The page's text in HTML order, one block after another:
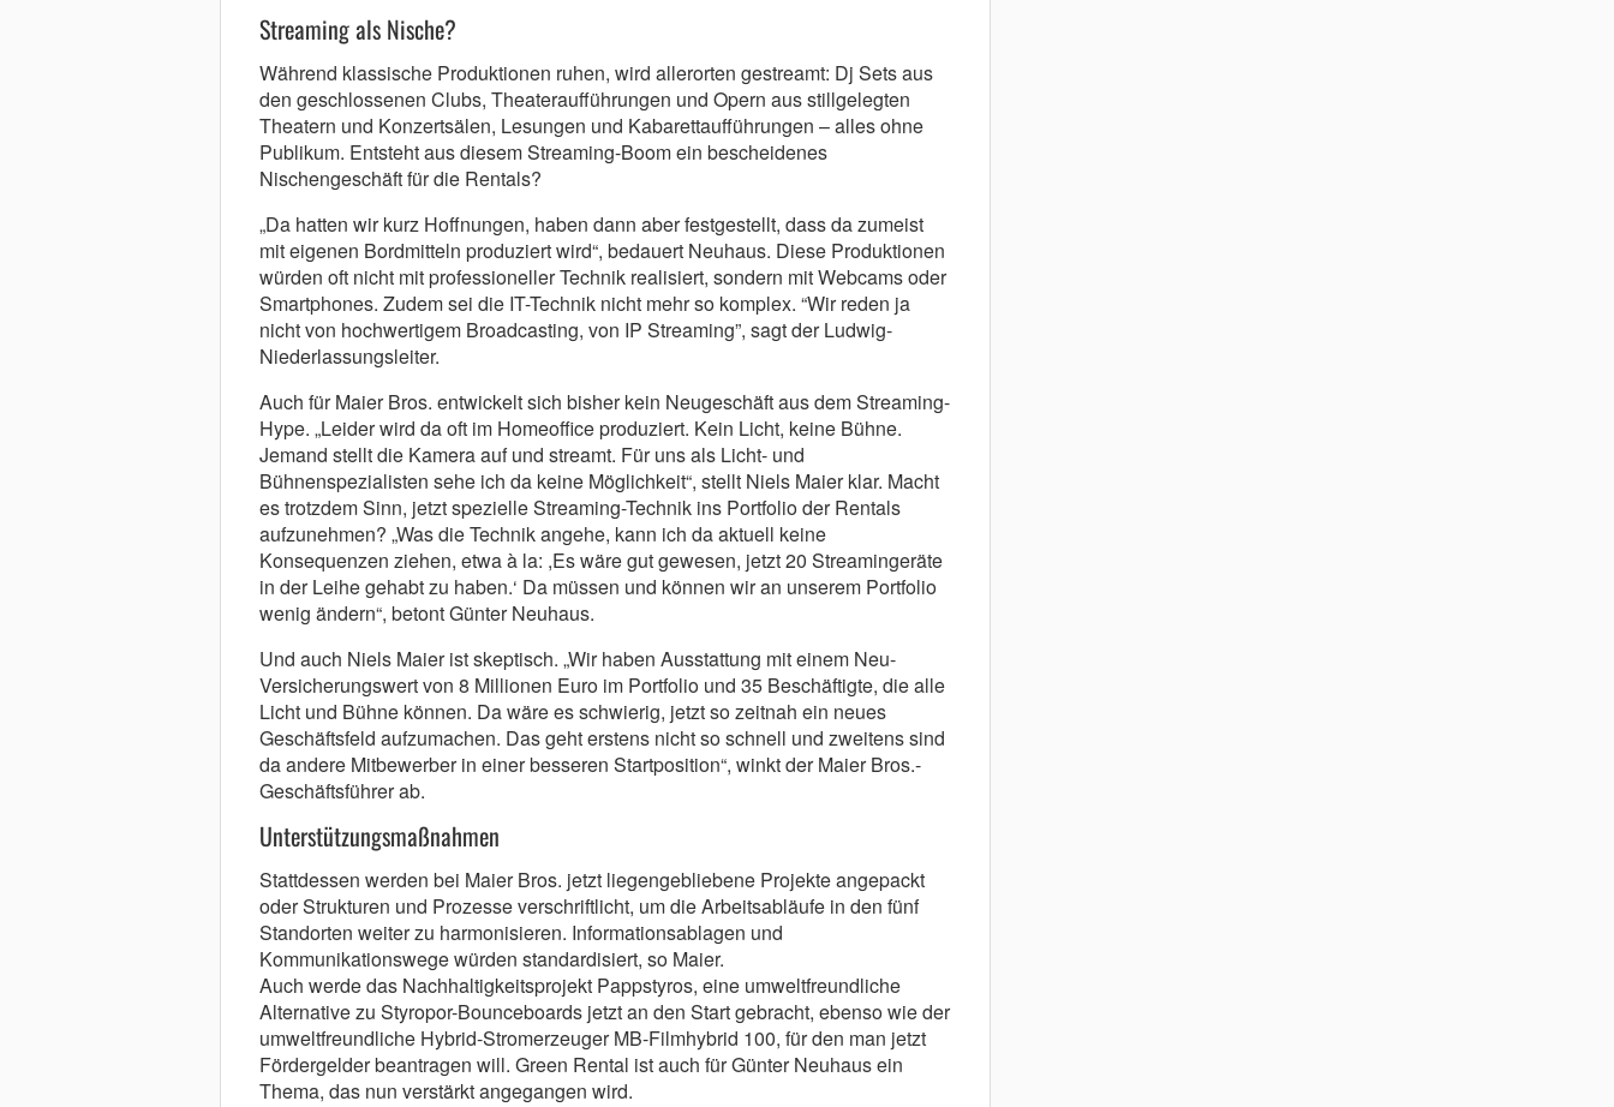
Streaming als Nische?
Während klassische Produktionen ruhen, wird allerorten gestreamt: Dj Sets aus
den geschlossenen Clubs, Theateraufführungen und Opern aus stillgelegten
Theatern und Konzertsälen, Lesungen und Kabarettaufführungen – alles ohne
Publikum. Entsteht aus diesem Streaming-Boom ein bescheidenes
Nischengeschäft für die Rentals?
„Da hatten wir kurz Hoffnungen, haben dann aber festgestellt, dass da zumeist
mit eigenen Bordmitteln produziert wird“, bedauert Neuhaus. Diese Produktionen
würden oft nicht mit professioneller Technik realisiert, sondern mit Webcams oder
Smartphones. Zudem sei die IT-Technik nicht mehr so komplex. “Wir reden ja
nicht von hochwertigem Broadcasting, von IP Streaming”, sagt der Ludwig-
Niederlassungsleiter.
Auch für Maier Bros. entwickelt sich bisher kein Neugeschäft aus dem Streaming-
Hype. „Leider wird da oft im Homeoffice produziert. Kein Licht, keine Bühne.
Jemand stellt die Kamera auf und streamt. Für uns als Licht- und
Bühnenspezialisten sehe ich da keine Möglichkeit“, stellt Niels Maier klar. Macht
es trotzdem Sinn, jetzt spezielle Streaming-Technik ins Portfolio der Rentals
aufzunehmen? „Was die Technik angehe, kann ich da aktuell keine
Konsequenzen ziehen, etwa à la: ,Es wäre gut gewesen, jetzt 20 Streamingeräte
in der Leihe gehabt zu haben.‘ Da müssen und können wir an unserem Portfolio
wenig ändern“, betont Günter Neuhaus.
Und auch Niels Maier ist skeptisch. „Wir haben Ausstattung mit einem Neu-
Versicherungswert von 8 Millionen Euro im Portfolio und 35 Beschäftigte, die alle
Licht und Bühne können. Da wäre es schwierig, jetzt so zeitnah ein neues
Geschäftsfeld aufzumachen. Das geht erstens nicht so schnell und zweitens sind
da andere Mitbewerber in einer besseren Startposition“, winkt der Maier Bros.-
Geschäftsführer ab.
Unterstützungsmaßnahmen
Stattdessen werden bei Maier Bros. jetzt liegengebliebene Projekte angepackt
oder Strukturen und Prozesse verschriftlicht, um die Arbeitsabläufe in den fünf
Standorten weiter zu harmonisieren. Informationsablagen und
Kommunikationswege würden standardisiert, so Maier.
Auch werde das Nachhaltigkeitsprojekt Pappstyros, eine umweltfreundliche
Alternative zu Styropor-Bounceboards jetzt an den Start gebracht, ebenso wie der
umweltfreundliche Hybrid-Stromerzeuger MB-Filmhybrid 100, für den man jetzt
Fördergelder beantragen will. Green Rental ist auch für Günter Neuhaus ein
Thema, das nun verstärkt angegangen wird.